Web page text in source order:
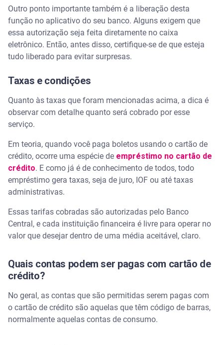
Outro ponto importante também é a liberação desta
função no aplicativo do seu banco. Alguns exigem que
essa autorização seja feita diretamente no caixa
eletrônico. Então, antes disso, certifique-se de que esteja
tudo liberado para evitar surpresas.
Taxas e condições
Quanto às taxas que foram mencionadas acima, a dica é
observar com detalhe quanto será cobrado por esse
serviço.
Em teoria, quando você paga boletos usando o cartão de
crédito, ocorre uma espécie de empréstimo no cartão de
crédito. E como já é de conhecimento de todos, todo
empréstimo gera taxas, seja de juro, IOF ou até taxas
administrativas.
Essas tarifas cobradas são autorizadas pelo Banco
Central, e cada instituição financeira é livre para operar no
valor que desejar dentro de uma média aceitável, claro.
Quais contas podem ser pagas com cartão de
crédito?
No geral, as contas que são permitidas serem pagas com
o cartão de crédito são aquelas que têm código de barras,
normalmente aquelas contas de consumo.